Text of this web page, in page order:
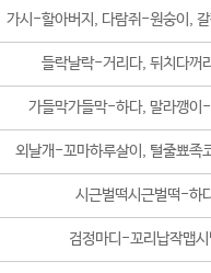
가시-할아버지, 다람쥐-원숭이,
들락날락-거리다, 뒤치다꺼
가들막가들막-하다, 말라깽이-
외날개-꼬마하루살이, 털줄뾰족
시근벌떡시근벌떡-하
검정마디-꼬리납작맵시